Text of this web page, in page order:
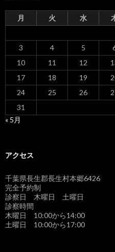
月 火 水
3
4 5
10
11 12
17
18 19
24
25 26
31
« 5月
アクセス
千葉県長生郡長生村本郷6426
完全予約制
診察日 木曜日 土曜日
診察時間
木曜日 10:00から14:00
土曜日 10:00から17:00